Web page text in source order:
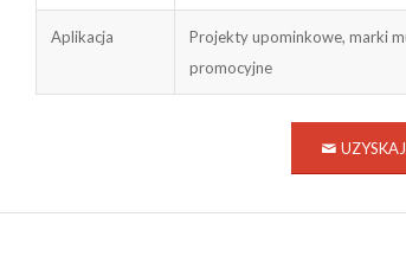
Aplikacja
Projekty upominkowe, marki
promocyjne